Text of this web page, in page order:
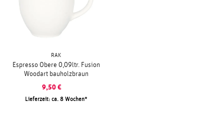
RAK
Espresso Obere 0,09ltr. Fusion
Woodart bauholzbraun
9,50 €
Lieferzeit: ca. 8 Wochen